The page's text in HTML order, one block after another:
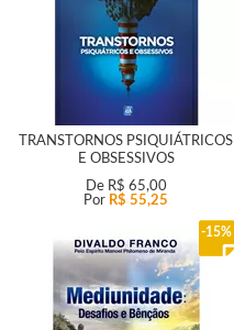
TRANSTORNOS PSIQUIÁTRICOS
E OBSESSIVOS
De R$ 65,00
Por R$ 55,25
15%